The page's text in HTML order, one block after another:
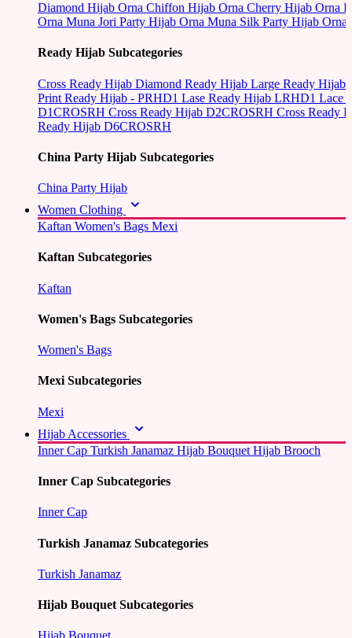
Diamond Hijab Orna Chiffon Hijab Orna Cherry Hijab Orna
Orna Muna Jori Party Hijab Orna Muna Silk Party Hijab Orna
Ready Hijab Subcategories
Cross Ready Hijab Diamond Ready Hijab Large Ready Hijab
Print Ready Hijab - PRHD1 Lase Ready Hijab LRHD1 Lace
D1CROSRH Cross Ready Hijab D2CROSRH Cross Ready
Ready Hijab D6CROSRH
China Party Hijab Subcategories
China Party Hijab
Women Clothing
Kaftan Women's Bags Mexi
Kaftan Subcategories
Kaftan
Women's Bags Subcategories
Women's Bags
Mexi Subcategories
Mexi
Hijab Accessories
Inner Cap Turkish Janamaz Hijab Bouquet Hijab Brooch
Inner Cap Subcategories
Inner Cap
Turkish Janamaz Subcategories
Turkish Janamaz
Hijab Bouquet Subcategories